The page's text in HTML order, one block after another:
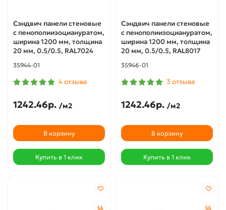
Сэндвич панели стеновые
с пенополиизоциануратом,
ширина 1200 мм, толщина
20 мм, 0.5/0.5, RAL7024
35944-01
4 отзыва
1242.46р. /м2
В корзину
Купить в 1 клик
Сэндвич панели стеновые
с пенополиизоциануратом,
ширина 1200 мм, толщина
20 мм, 0.5/0.5, RAL8017
35946-01
3 отзыва
1242.46р. /м2
В корзину
Купить в 1 клик